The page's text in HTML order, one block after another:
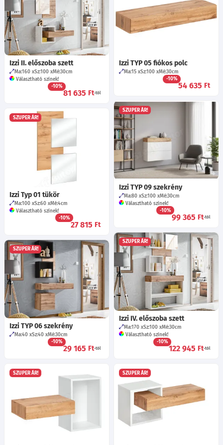
Izzi II. előszoba szett
Ma:160 Sz:100 Mé:30cm
Választható színek!
-10%
81 635 Ft-tól
Izzi TYP 05 fiókos polc
Ma:15 Sz:100 Mé:30cm
-10%
54 635 Ft
SZUPER ÁR!
Izzi TYP 09 szekrény
Ma:80 Sz:100 Mé:30cm
Választható színek!
-10%
99 365 Ft-tól
SZUPER ÁR!
Izzi Typ 01 tükör
Ma:100 Sz:60 Mé:4cm
Választható színek!
-10%
27 815 Ft
SZUPER ÁR!
Izzi IV. előszoba szett
Ma:170 Sz:100 Mé:30cm
Választható színek!
-10%
122 945 Ft-tól
SZUPER ÁR!
Izzi TYP 06 szekrény
Ma:40 Sz:40 Mé:30cm
-10%
29 165 Ft-tól
SZUPER ÁR! SZUPER ÁR!